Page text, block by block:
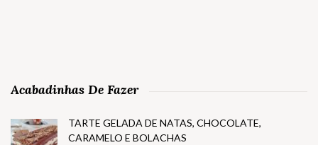
Acabadinhas De Fazer
TARTE GELADA DE NATAS, CHOCOLATE,
CARAMELO E BOLACHAS